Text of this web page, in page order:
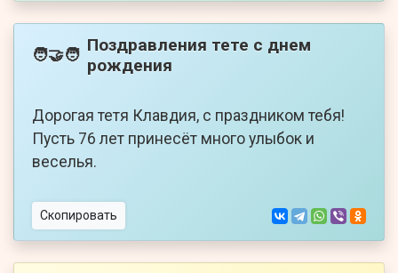
🧑‍🤝‍🧑 Поздравления тете с днем
рождения
Дорогая тетя Клавдия, с праздником тебя!
Пусть 76 лет принесёт много улыбок и
веселья.
Скопировать